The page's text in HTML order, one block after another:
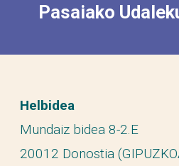
Pasaiako
Helbidea
Mundaiz bidea 8-2.E
20012 Donostia